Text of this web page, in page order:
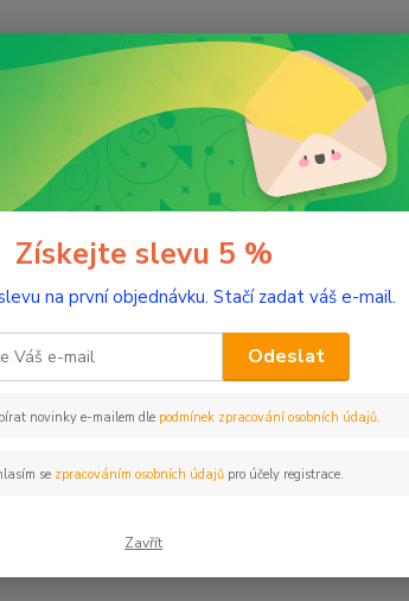
(Po-
Pleť Péče o oči a oční okolí
oční okolí
Od
Akce Doprava ZDARMA TOP
Nejdražší
Získejte slevu 5 %
na první objednávku. Stačí zadat váš e-mail.
Odeslat
novinky e-mailem dle podmínek zpracování osobních údajů.
se zpracováním osobních údajůpro účely registrace.
Zavřít